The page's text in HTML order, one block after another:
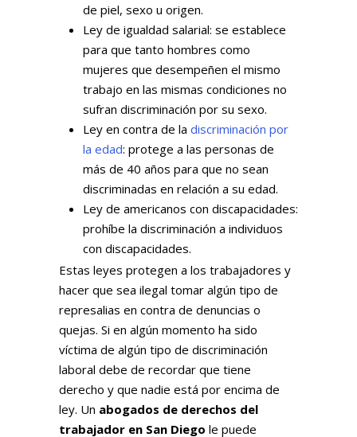
de piel, sexo u origen.
Ley de igualdad salarial: se establece
para que tanto hombres como
mujeres que desempeñen el mismo
trabajo en las mismas condiciones no
sufran discriminación por su sexo.
Ley en contra de la discriminación por
la edad: protege a las personas de
más de 40 años para que no sean
discriminadas en relación a su edad.
Ley de americanos con discapacidades:
prohíbe la discriminación a individuos
con discapacidades.
Estas leyes protegen a los trabajadores y
hacer que sea ilegal tomar algún tipo de
represalias en contra de denuncias o
quejas. Si en algún momento ha sido
víctima de algún tipo de discriminación
laboral debe de recordar que tiene
derecho y que nadie está por encima de
ley. Un abogados de derechos del
trabajador en San Diego le puede